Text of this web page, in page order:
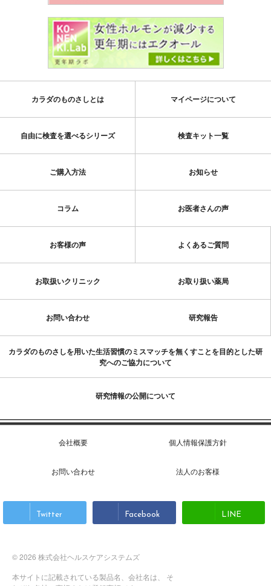
カラダのものさしとは マイページについて
自由に検査を選べるシリーズ 検査キット一覧
ご購入方法 お知らせ
コラム お医者さんの声
お客様の声 よくあるご質問
お取扱いクリニック お取り扱い薬局
お問い合わせ 研究報告
カラダのものさしを用いた生活習慣のミスマッチを無くすことを目的とした研
究へのご協力について
研究情報の公開について
会社概要 個人情報保護方針
お問い合わせ 法人のお客様
Twitter Facebook LINE
© 2026 株式会社ヘルスケアシステムズ
本サイトに記載されている製品名、会社名は、 そ